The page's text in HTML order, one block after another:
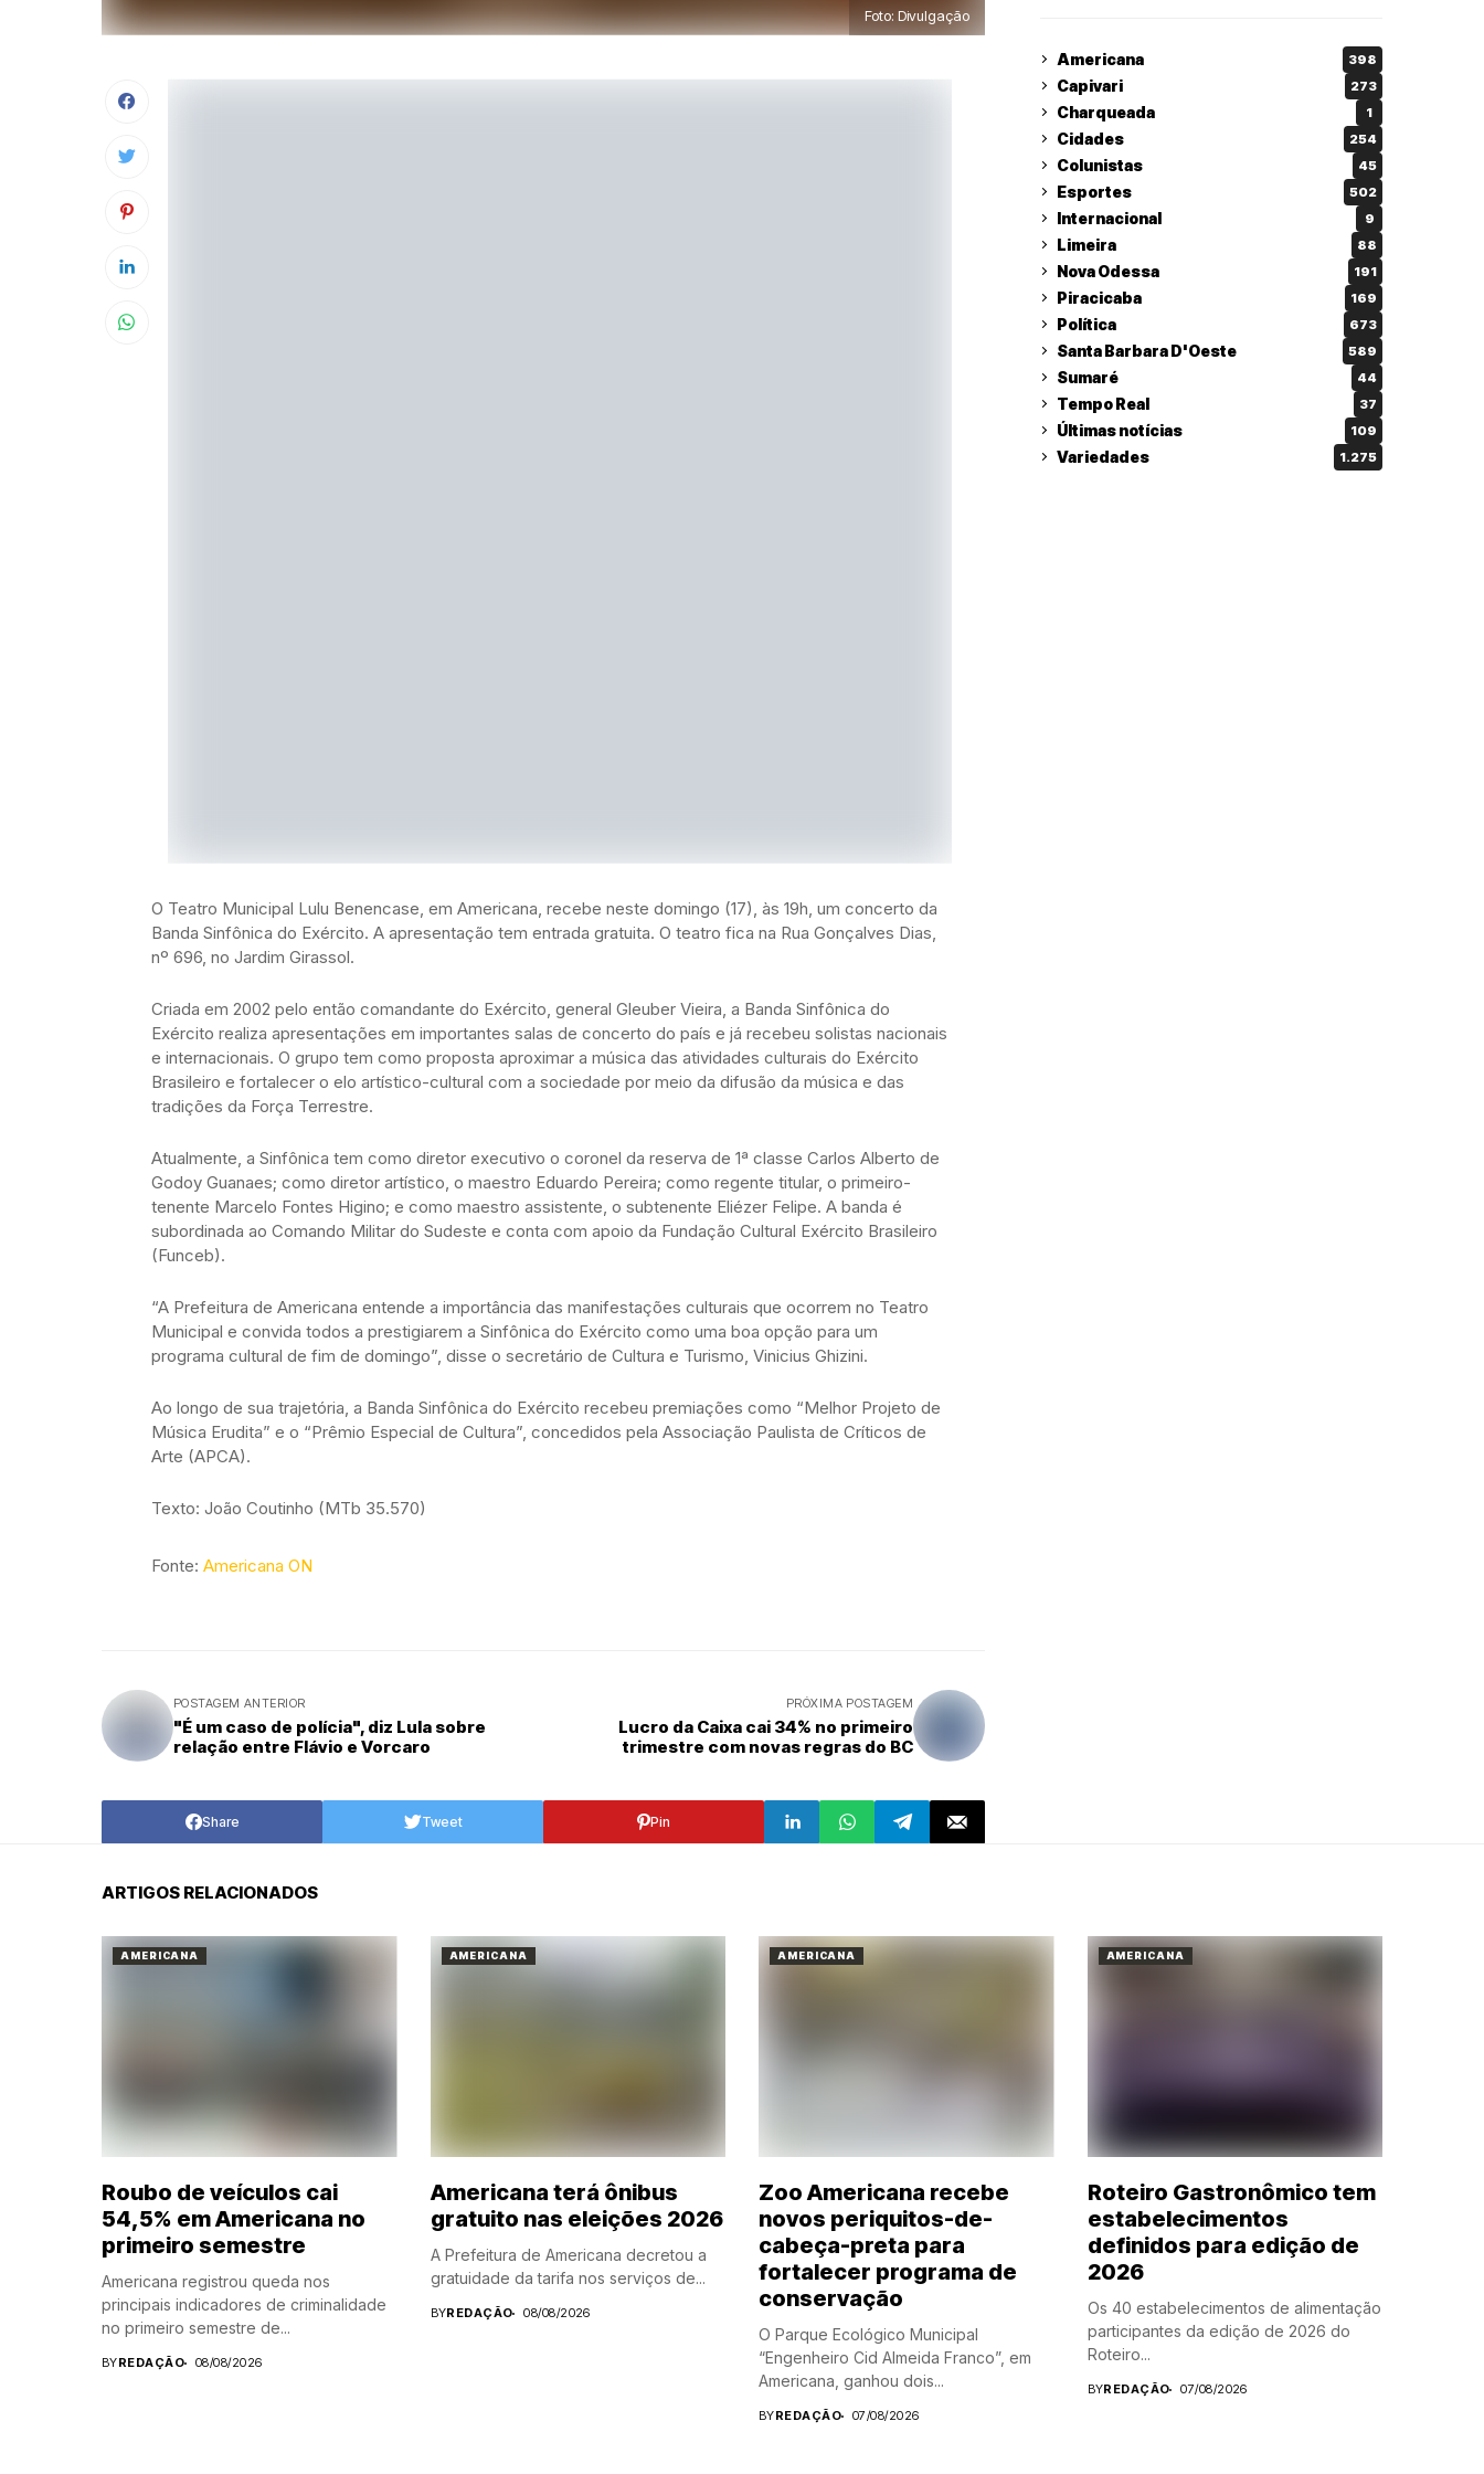
Foto: Divulgação
O Teatro Municipal Lulu Benencase, em Americana, recebe neste domingo (17), às 19h, um concerto da
Banda Sinfônica do Exército. A apresentação tem entrada gratuita. O teatro fica na Rua Gonçalves Dias,
nº 696, no Jardim Girassol.
Criada em 2002 pelo então comandante do Exército, general Gleuber Vieira, a Banda Sinfônica do
Exército realiza apresentações em importantes salas de concerto do país e já recebeu solistas nacionais
e internacionais. O grupo tem como proposta aproximar a música das atividades culturais do Exército
Brasileiro e fortalecer o elo artístico-cultural com a sociedade por meio da difusão da música e das
tradições da Força Terrestre.
Atualmente, a Sinfônica tem como diretor executivo o coronel da reserva de 1ª classe Carlos Alberto de
Godoy Guanaes; como diretor artístico, o maestro Eduardo Pereira; como regente titular, o primeiro-
tenente Marcelo Fontes Higino; e como maestro assistente, o subtenente Eliézer Felipe. A banda é
subordinada ao Comando Militar do Sudeste e conta com apoio da Fundação Cultural Exército Brasileiro
(Funceb).
“A Prefeitura de Americana entende a importância das manifestações culturais que ocorrem no Teatro
Municipal e convida todos a prestigiarem a Sinfônica do Exército como uma boa opção para um
programa cultural de fim de domingo”, disse o secretário de Cultura e Turismo, Vinicius Ghizini.
Ao longo de sua trajetória, a Banda Sinfônica do Exército recebeu premiações como “Melhor Projeto de
Música Erudita” e o “Prêmio Especial de Cultura”, concedidos pela Associação Paulista de Críticos de
Arte (APCA).
Texto: João Coutinho (MTb 35.570)
Fonte: Americana ON
POSTAGEM ANTERIOR
"É um caso de polícia", diz Lula sobre
relação entre Flávio e Vorcaro
PRÓXIMA POSTAGEM
Lucro da Caixa cai 34% no primeiro
trimestre com novas regras do BC
Share Tweet Pin
Americana 398
Capivari 273
Charqueada 1
Cidades 254
Colunistas 45
Esportes 502
Internacional 9
Limeira 88
Nova Odessa 191
Piracicaba 169
Política 673
Santa Barbara D'Oeste 589
Sumaré 44
Tempo Real 37
Últimas notícias 109
Variedades 1.275
ARTIGOS RELACIONADOS
AMERICANA
Roubo de veículos cai
54,5% em Americana no
primeiro semestre
Americana registrou queda nos
principais indicadores de criminalidade
no primeiro semestre de...
BYREDAÇÃO 08/08/2026
AMERICANA
Americana terá ônibus
gratuito nas eleições 2026
A Prefeitura de Americana decretou a
gratuidade da tarifa nos serviços de...
BYREDAÇÃO 08/08/2026
AMERICANA
Zoo Americana recebe
novos periquitos-de-
cabeça-preta para
fortalecer programa de
conservação
O Parque Ecológico Municipal
“Engenheiro Cid Almeida Franco”, em
Americana, ganhou dois...
BYREDAÇÃO 07/08/2026
AMERICANA
Roteiro Gastronômico tem
estabelecimentos
definidos para edição de
2026
Os 40 estabelecimentos de alimentação
participantes da edição de 2026 do
Roteiro...
BYREDAÇÃO 07/08/2026